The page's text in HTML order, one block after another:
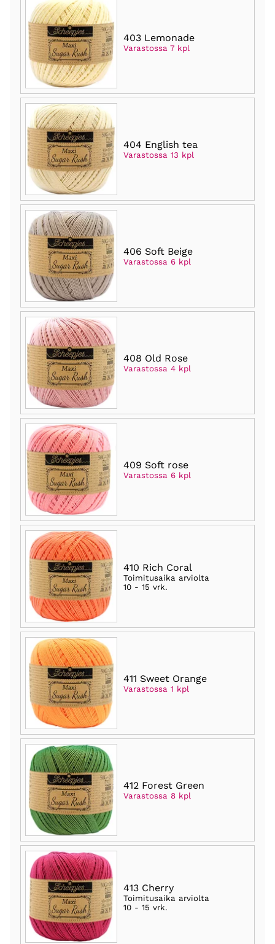
403 Lemonade
Varastossa 7 kpl
404 English tea
Varastossa 13 kpl
406 Soft Beige
Varastossa 6 kpl
408 Old Rose
Varastossa 4 kpl
409 Soft rose
Varastossa 6 kpl
410 Rich Coral
Toimitusaika arviolta
10 - 15 vrk.
411 Sweet Orange
Varastossa 1 kpl
412 Forest Green
Varastossa 8 kpl
413 Cherry
Toimitusaika arviolta
10 - 15 vrk.